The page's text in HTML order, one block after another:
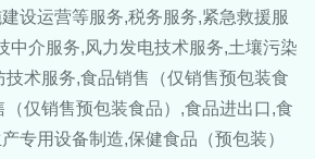
设运营等服务,税务服务,紧急救援服
中介服务,风力发电技术服务,土壤污染
术服务,食品销售（仅销售预包装食
仅销售预包装食品）,食品进出口,食
专用设备制造,保健食品（预包装）